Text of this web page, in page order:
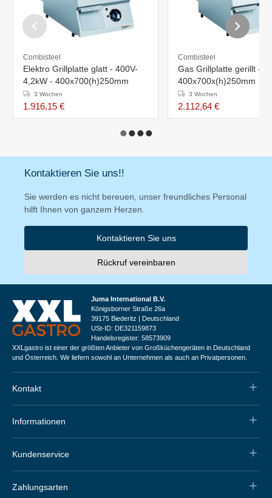
Combisteel
Elektro Grillplatte glatt - 400V-
4,2kW - 400x700(h)250mm
3 Wochen
1.916,15 €
Combisteel
Gas Grillplatte gerillt - 7
400x700x(h)250mm
3 Wochen
2.112,64 €
Kontaktieren Sie uns!!
Sie werden es nicht bereuen, unser freundliches Personal
hilft Ihnen von ganzem Herzen.
Kontaktieren Sie uns
Rückruf vereinbaren
Juma International B.V.
Königsborner Straße 26a
39175 Biederitz | Deutschland
USt-ID: DE321159873
Handelsregister: 58573909
XXLgastro ist einer der größten Anbieter von Großküchengeräten in Deutschland
und Österreich. Wir liefern sowohl an Unternehmen als auch an Privatpersonen.
Kontakt
Informationen
Kundenservice
Zahlungsarten